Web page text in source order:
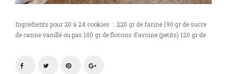
Ingrédients pour 20 à 24 cookies : 220 gr de farine 190 gr de sucre
de canne vanillé ou pas 100 gr de flocons d’avoine (petits) 120 gr de